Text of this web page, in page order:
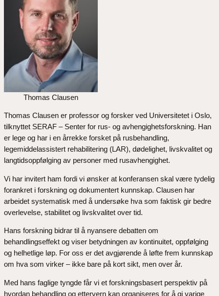
Thomas Clausen
Thomas Clausen er professor og forsker ved Universitetet i Oslo,
tilknyttet SERAF – Senter for rus- og avhengighetsforskning. Han
er lege og har i en årrekke forsket på rusbehandling,
legemiddelassistert rehabilitering (LAR), dødelighet, livskvalitet og
langtidsoppfølging av personer med rusavhengighet.
Vi har invitert ham fordi vi ønsker at konferansen skal være tydelig
forankret i forskning og dokumentert kunnskap. Clausen har
arbeidet systematisk med å undersøke hva som faktisk gir bedre
overlevelse, stabilitet og livskvalitet over tid.
Hans forskning bidrar til å nyansere debatten om
behandlingseffekt og viser betydningen av kontinuitet, oppfølging
og helhetlige løp. For oss er det avgjørende å løfte frem kunnskap
om hva som virker – ikke bare på kort sikt, men over år.
Med hans faglige tyngde får vi et forskningsbasert perspektiv på
hvordan behandling og ettervern kan organiseres for å gi varige